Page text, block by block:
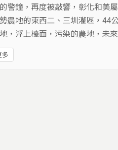
警鐘，再度被敲響，彰化和美
農地的東西二、三圳灌區，44
，浮上檯面，污染的農地，未
多